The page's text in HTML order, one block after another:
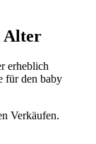
Alter
erheblich
für den baby
Verkäufen.